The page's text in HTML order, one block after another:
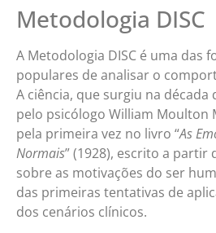
Metodologia DISC
A Metodologia DISC é uma das
populares de analisar o
A ciência, que surgiu na década
pelo psicólogo William Moulton
pela primeira vez no livro “As
Normais” (1928), escrito a partir
sobre as motivações do ser
das primeiras tentativas de
dos cenários clínicos.